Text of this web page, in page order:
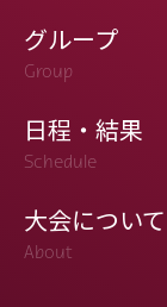
グループ
Group
日程・結果
Schedule
大会について
About